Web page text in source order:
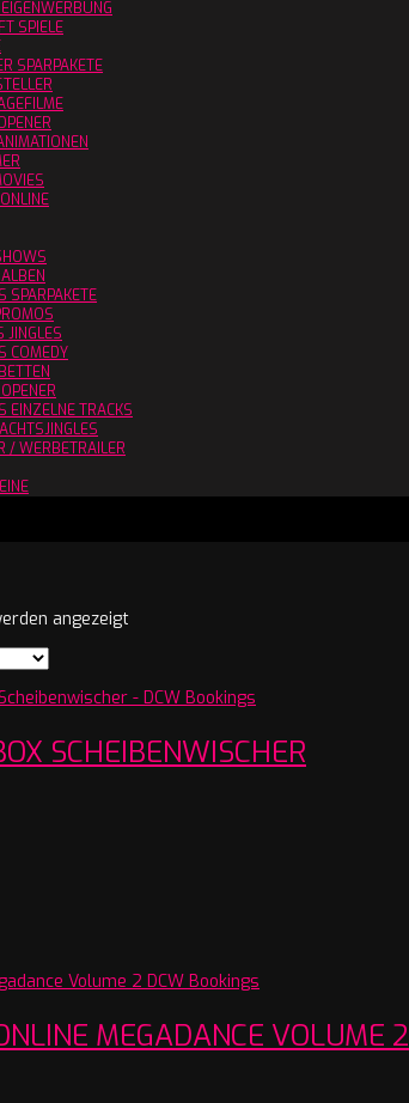
SPIELE
SPARPAKETE
SPARPAKETE
JINGLES
COMEDY
EINZELNE TRACKS
/ WERBETRAILER
angezeigtNach
SCHEIBENWISCHER
MEGADANCE VOLUME 2